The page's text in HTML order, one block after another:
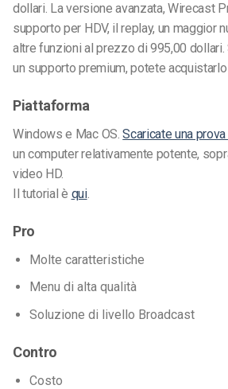
dollari. La versione avanzata, Wirecast
supporto per HDV, il replay, un maggior
altre funzioni al prezzo di 995,00
un supporto premium, potete
Piattaforma
Windows e Mac OS.Scaricate una
un computer relativamente potente,
video HD.
Il tutorial è qui.
Pro
Molte caratteristiche
Menu di alta qualità
Soluzione di livello Broadcast
Contro
Costo